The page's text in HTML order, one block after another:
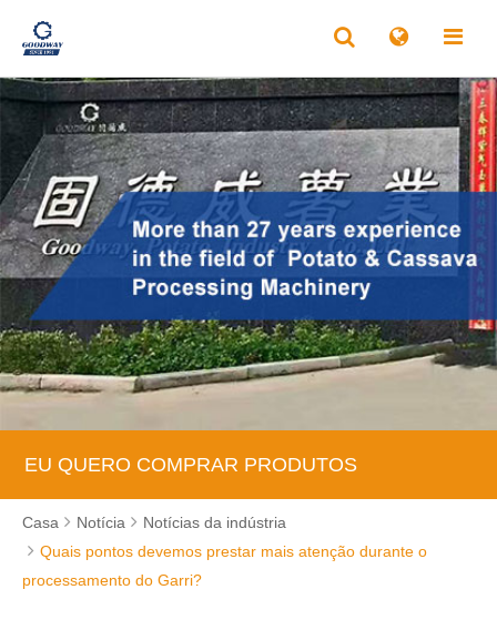
EU QUERO COMPRAR PRODUTOS
Casa Notícia
Notícias da indústria
Quais pontos devemos prestar mais atenção durante o
processamento do Garri?